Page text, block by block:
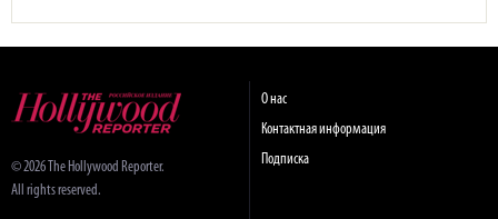
© 2026 The Hollywood Reporter.
All rights reserved.
О нас
Контактная информация
Подписка